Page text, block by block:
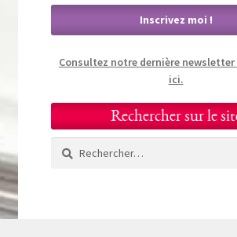
Consultez notre dernière
ici.
Rechercher sur le
Rechercher :